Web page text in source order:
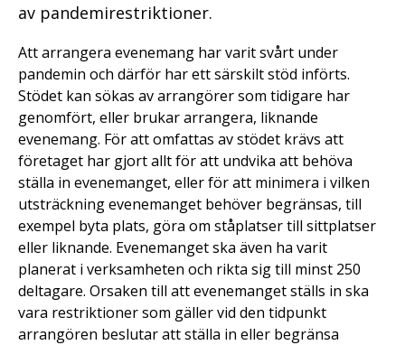
av pandemirestriktioner.
Att arrangera evenemang har varit svårt under
pandemin och därför har ett särskilt stöd införts.
Stödet kan sökas av arrangörer som tidigare har
genomfört, eller brukar arrangera, liknande
evenemang. För att omfattas av stödet krävs att
företaget har gjort allt för att undvika att behöva
ställa in evenemanget, eller för att minimera i vilken
utsträckning evenemanget behöver begränsas, till
exempel byta plats, göra om ståplatser till sittplatser
eller liknande. Evenemanget ska även ha varit
planerat i verksamheten och rikta sig till minst 250
deltagare. Orsaken till att evenemanget ställs in ska
vara restriktioner som gäller vid den tidpunkt
arrangören beslutar att ställa in eller begränsa